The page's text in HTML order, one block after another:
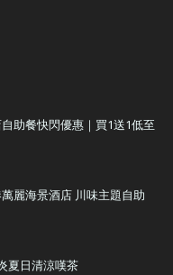
助餐快閃優惠｜買1送1低至
麗海景酒店 川味主題自助
夏日清涼嘆茶